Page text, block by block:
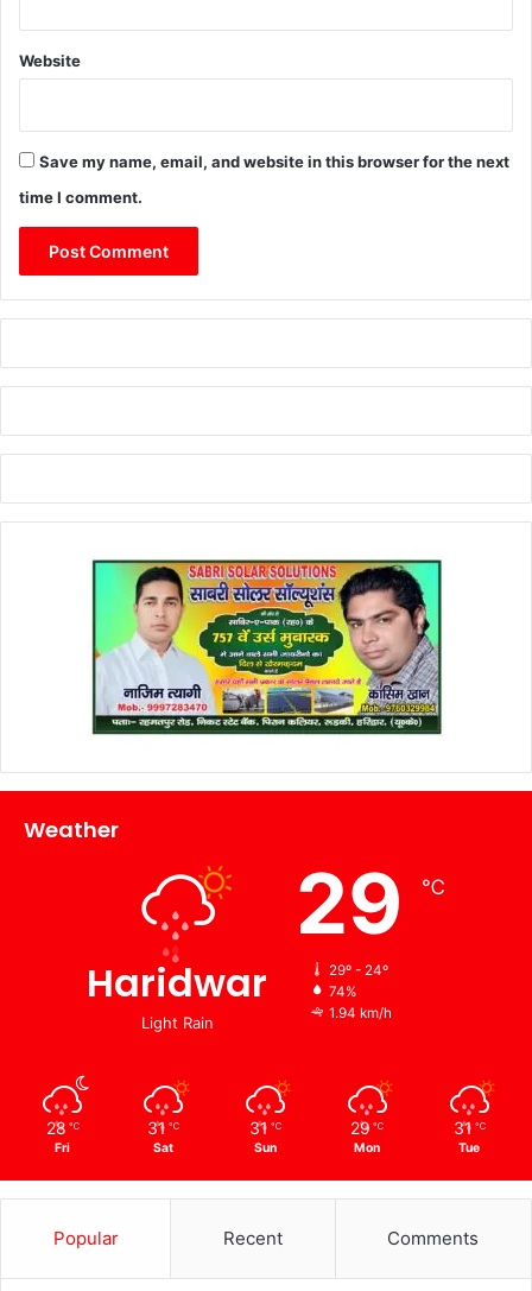
Website
Save my name, email, and website in this browser for the next
time I comment.
Weather
Haridwar
Light Rain
29 ℃
29º - 24º
74%
1.94 km/h
28 ℃
Fri
31 ℃
Sat
31 ℃
Sun
29 ℃
Mon
31 ℃
Tue
Popular Recent Comments